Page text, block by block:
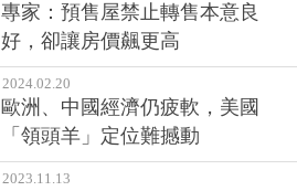
專家：預售屋禁止轉售本意良
好，卻讓房價飆更高
2024.02.20
歐洲、中國經濟仍疲軟，美國
「領頭羊」定位難撼動
2023.11.13